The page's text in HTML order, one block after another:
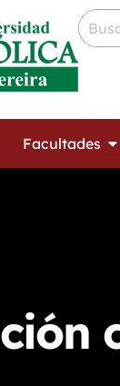
La
Facultades